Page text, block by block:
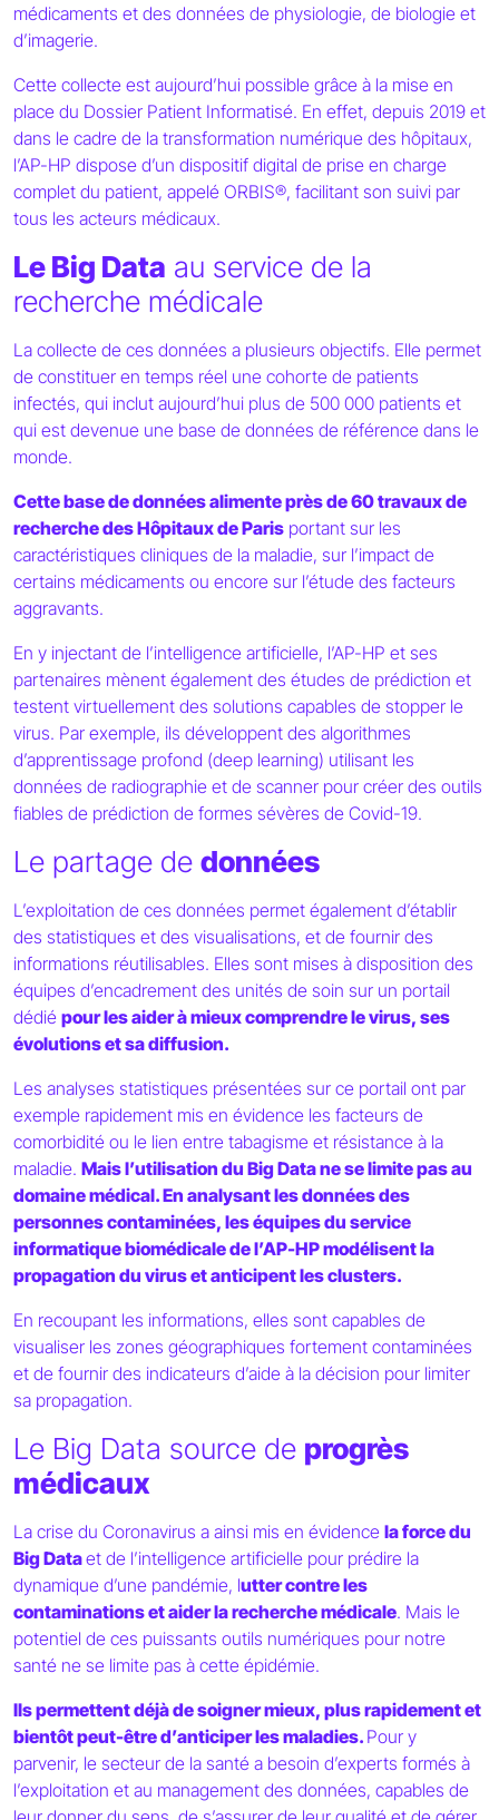
médicaments et des données de physiologie, de biologie et
d’imagerie.
Cette collecte est aujourd’hui possible grâce à la mise en
place du Dossier Patient Informatisé. En effet, depuis 2019 et
dans le cadre de la transformation numérique des hôpitaux,
l’AP-HP dispose d’un dispositif digital de prise en charge
complet du patient, appelé ORBIS®, facilitant son suivi par
tous les acteurs médicaux.
Le Big Data au service de la
recherche médicale
La collecte de ces données a plusieurs objectifs. Elle permet
de constituer en temps réel une cohorte de patients
infectés, qui inclut aujourd’hui plus de 500 000 patients et
qui est devenue une base de données de référence dans le
monde.
Cette base de données alimente près de 60 travaux de
recherche des Hôpitaux de Paris portant sur les
caractéristiques cliniques de la maladie, sur l’impact de
certains médicaments ou encore sur l’étude des facteurs
aggravants.
En y injectant de l’intelligence artificielle, l’AP-HP et ses
partenaires mènent également des études de prédiction et
testent virtuellement des solutions capables de stopper le
virus. Par exemple, ils développent des algorithmes
d’apprentissage profond (deep learning) utilisant les
données de radiographie et de scanner pour créer des outils
fiables de prédiction de formes sévères de Covid-19.
Le partage de données
L’exploitation de ces données permet également d’établir
des statistiques et des visualisations, et de fournir des
informations réutilisables. Elles sont mises à disposition des
équipes d’encadrement des unités de soin sur un portail
dédié pour les aider à mieux comprendre le virus, ses
évolutions et sa diffusion.
Les analyses statistiques présentées sur ce portail ont par
exemple rapidement mis en évidence les facteurs de
comorbidité ou le lien entre tabagisme et résistance à la
maladie. Mais l’utilisation du Big Data ne se limite pas au
domaine médical. En analysant les données des
personnes contaminées, les équipes du service
informatique biomédicale de l’AP-HP modélisent la
propagation du virus et anticipent les clusters.
En recoupant les informations, elles sont capables de
visualiser les zones géographiques fortement contaminées
et de fournir des indicateurs d’aide à la décision pour limiter
sa propagation.
Le Big Data source de progrès
médicaux
La crise du Coronavirus a ainsi mis en évidence la force du
Big Dataet de l’intelligence artificielle pour prédire la
dynamique d’une pandémie, lutter contre les
contaminations et aider la recherche médicale. Mais le
potentiel de ces puissants outils numériques pour notre
santé ne se limite pas à cette épidémie.
Ils permettent déjà de soigner mieux, plus rapidement et
bientôt peut-être d’anticiper les maladies. Pour y
parvenir, le secteur de la santé a besoin d’experts formés à
l’exploitation et au management des données, capables de